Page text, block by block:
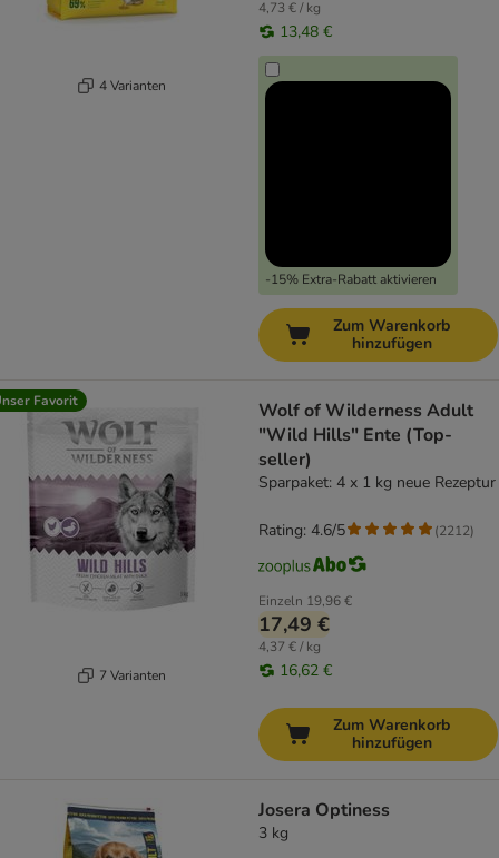
4 Varianten
4,73 € / kg
13,48 €
-15% Extra-Rabatt aktivieren
Zum Warenkorb
hinzufügen
Favorit
7 Varianten
Wolf of Wilderness Adult
"Wild Hills" Ente (Top-
seller)
Sparpaket: 4 x 1 kg neue Rezeptur
Einzeln 19,96 €
17,49 €
4,37 € / kg
16,62 €
Rating: 4.6/5 (2212)
Zum Warenkorb
hinzufügen
Josera Optiness
3 kg